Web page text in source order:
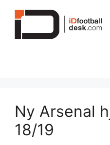
Ny Arsenal
18/19